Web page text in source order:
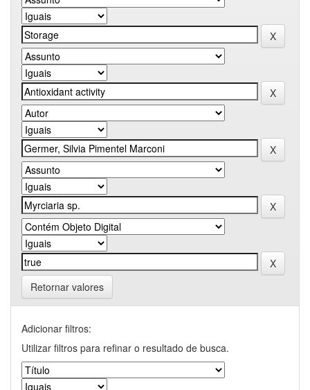
Retornar valores
Adicionar filtros:
Utilizar filtros para refinar o resultado de busca.